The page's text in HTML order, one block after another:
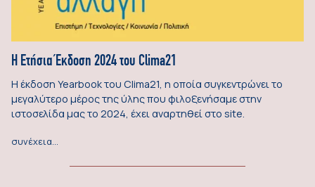
Η Ετήσια Έκδοση 2024 του Clima21
Η έκδοση Yearbook του Clima21, η οποία συγκεντρώνει το
μεγαλύτερο μέρος της ύλης που φιλοξενήσαμε στην
ιστοσελίδα μας το 2024, έχει αναρτηθεί στο site.
συνέχεια…